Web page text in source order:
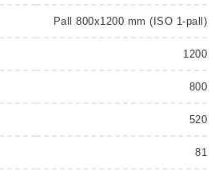
Pall 800x1200 mm (ISO 1-pall)
1200
800
520
81